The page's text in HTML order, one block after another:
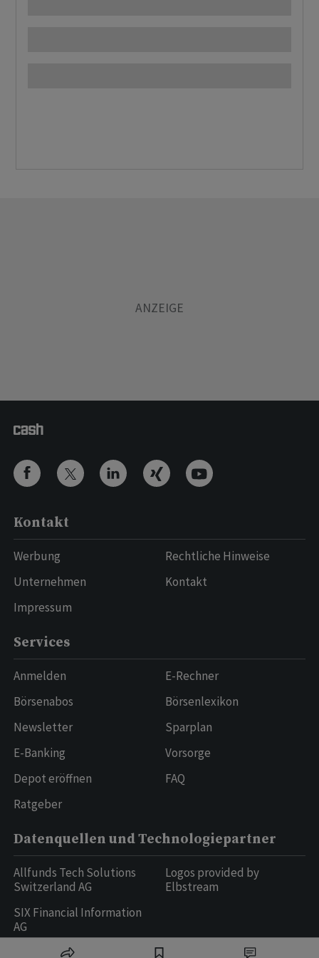
Kontakt
Werbung
Unternehmen
Impressum
Rechtliche Hinweise
Kontakt
Services
Anmelden
Börsenabos
Newsletter
E-Banking
Depot eröffnen
Ratgeber
E-Rechner
Börsenlexikon
Sparplan
Vorsorge
FAQ
Datenquellen und Technologiepartner
Allfunds Tech Solutions
Switzerland AG
SIX Financial Information
AG
Logos provided by
Elbstream